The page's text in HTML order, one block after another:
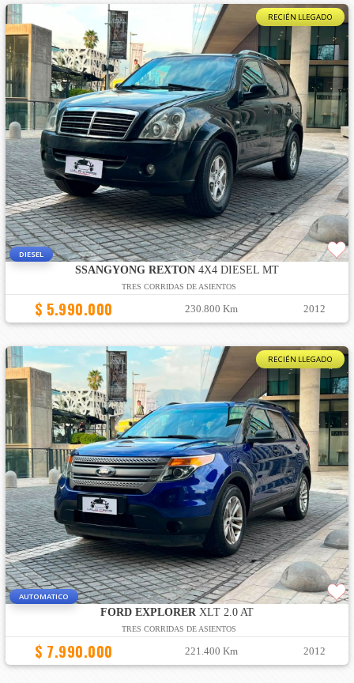
RECIÉN LLEGADO
DIESEL
SSANGYONG REXTON4X4 DIESEL MT
TRES CORRIDAS DE ASIENTOS
$ 5.990.000 230.800 Km 2012
RECIÉN LLEGADO
AUTOMATICO
FORD EXPLORERXLT 2.0 AT
TRES CORRIDAS DE ASIENTOS
$ 7.990.000 221.400 Km 2012